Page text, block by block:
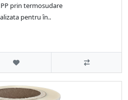
prin termosudare
pentru ȋn..